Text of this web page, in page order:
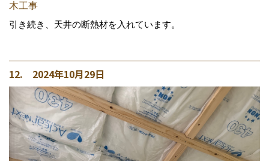
木工事
引き続き、天井の断熱材を入れています。
12. 2024年10月29日